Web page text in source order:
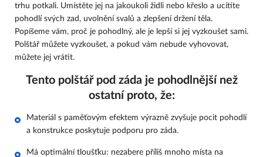
trhu potkali. Umístěte jej na jakoukoli židli nebo křeslo a ucítíte
pohodlí svých zad, uvolnění svalů a zlepšení držení těla.
Popíšeme vám, proč je pohodlný, ale je lepší si jej vyzkoušet sami.
Polštář můžete vyzkoušet, a pokud vám nebude vyhovovat,
můžete jej vrátit.
Tento polštář pod záda je pohodlnější než
ostatní proto, že:
Materiál s paměťovým efektem výrazně zvyšuje pocit pohodlí
a konstrukce poskytuje podporu pro záda.
Má optimální tloušťku: nezabere příliš mnoho místa na